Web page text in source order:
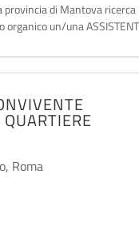
provincia di Mantova ricerca
un/una
L'ente si occupa di
ed attività nell'ambito
gruppo di comuni della
In particolare la persona che
alla comunità
, Roma